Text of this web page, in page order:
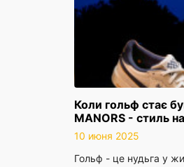
Коли гольф стає
MANORS - стиль
10 июня 2025
Гольф - це нудьга у